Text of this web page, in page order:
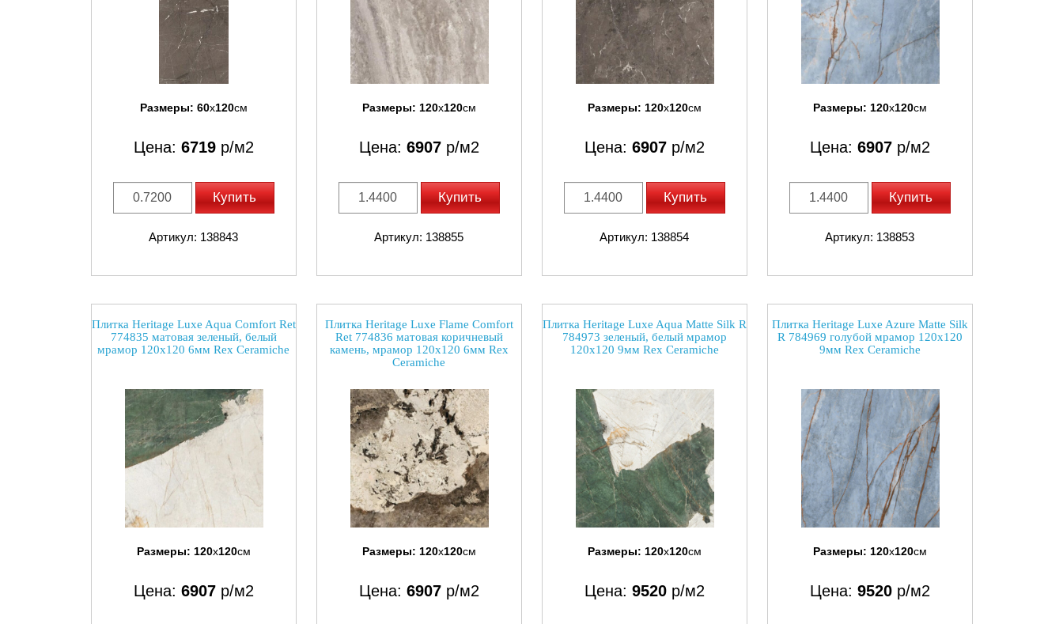
Размеры: 60x120см
Цена: 6719р/м2
Купить
Артикул: 138843
Размеры: 120x120см
Цена: 6907р/м2
Купить
Артикул: 138855
Размеры: 120x120см
Цена: 6907р/м2
Купить
Артикул: 138854
Размеры: 120x120см
Цена: 6907р/м2
Купить
Артикул: 138853
Плитка Heritage Luxe Aqua Comfort Ret
774835 матовая зеленый, белый
мрамор 120x120 6мм Rex Ceramiche
Размеры: 120x120см
Цена: 6907р/м2
Плитка Heritage Luxe Flame Comfort
Ret 774836 матовая коричневый
камень, мрамор 120x120 6мм Rex
Ceramiche
Размеры: 120x120см
Цена: 6907р/м2
Плитка Heritage Luxe Aqua Matte Silk R
784973 зеленый, белый мрамор
120x120 9мм Rex Ceramiche
Размеры: 120x120см
Цена: 9520р/м2
Плитка Heritage Luxe Azure Matte Silk
R 784969 голубой мрамор 120x120
9мм Rex Ceramiche
Размеры: 120x120см
Цена: 9520р/м2